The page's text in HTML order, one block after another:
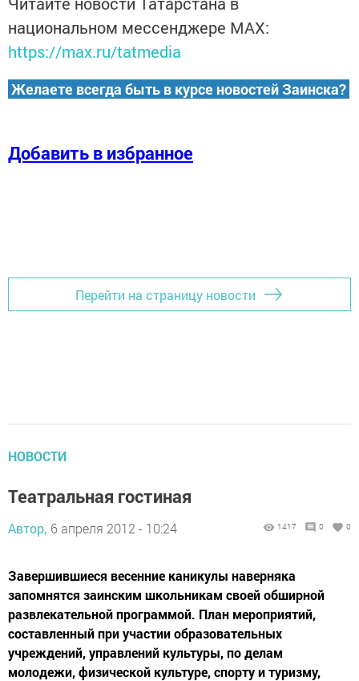
национальном мессенджере MАХ:
https://max.ru/tatmedia
Желаете всегда быть в курсе новостей Заинска?
Добавить в избранное
Перейти на страницу новости
НОВОСТИ
Театральная гостиная
Автор, 6 апреля 2012 - 10:24 1417 0 0
Завершившиеся весенние каникулы наверняка
запомнятся заинским школьникам своей обширной
развлекательной программой. План мероприятий,
составленный при участии образовательных
учреждений, управлений культуры, по делам
молодежи, физической культуре, спорту и туризму,